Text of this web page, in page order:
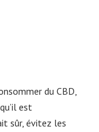
du CBD,
est
sûr, évitez les